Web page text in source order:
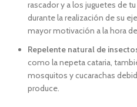
rascador y a los juguetes de
durante la realización de su
mayor motivación a la hora
Repelente natural de
como la nepeta cataria,
mosquitos y cucarachas
produce.